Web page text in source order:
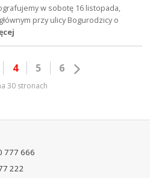
w sobotę 16 listopada,
przy ulicy Bogurodzicy o
4 5 6
30 stronach
777 666
222